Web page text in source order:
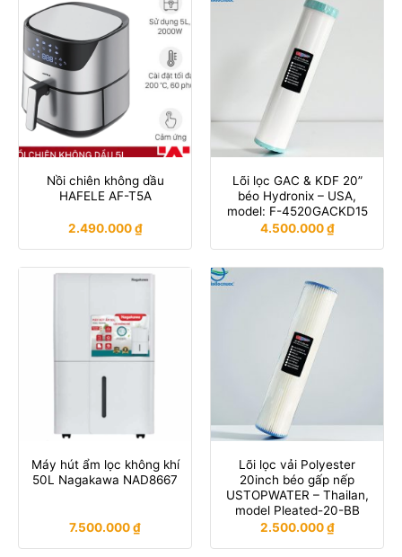
Nồi chiên không dầu
HAFELE AF-T5A
2.490.000₫
Lõi lọc GAC & KDF 20”
béo Hydronix – USA,
model: F-4520GACKD15
4.500.000₫
Máy hút ẩm lọc không khí
50L Nagakawa NAD8667
7.500.000₫
Lõi lọc vải Polyester
20inch béo gấp nếp
USTOPWATER – Thailan,
model Pleated-20-BB
2.500.000₫